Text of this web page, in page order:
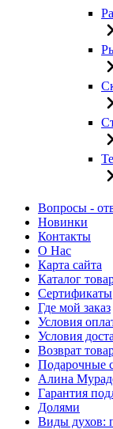
Вопросы -
Новинки
Контакты
О Нас
Карта сайта
Каталог
Сертификаты
Где мой заказ
Условия
Условия
Возврат
Подарочные
Алина
Гарантия
Долями
Виды духов: